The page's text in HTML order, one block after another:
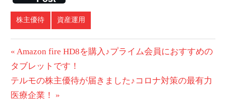
株主優待 資産運用
投
稿
ナ
前
の
投
稿:
Amazon fire HD8を購入♪プライム会員におすすめの
タブレットです！
次
の
テルモの株主優待が届きました♪コロナ対策の最有力
医療企業！